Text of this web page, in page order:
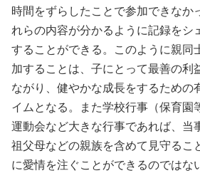
時間をずらしたことで参加できなか
れらの内容が分かるように記録をシ
することができる。このように親同
加することは、子にとって最善の利
ながり、健やかな成長をするための
イムとなる。また学校行事（保育園
運動会など大きな行事であれば、当
祖父母などの親族を含めて見守るこ
に愛情を注ぐことができるのではな